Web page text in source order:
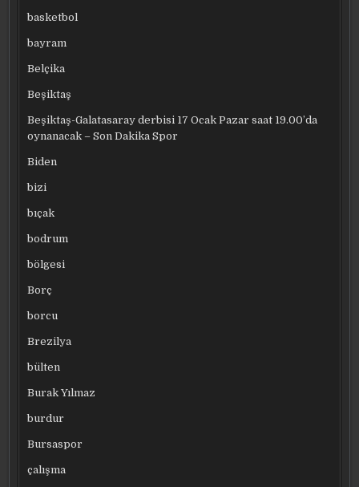
basketbol
bayram
Belçika
Beşiktaş
Beşiktaş-Galatasaray derbisi 17 Ocak Pazar saat 19.00’da
oynanacak – Son Dakika Spor
Biden
bizi
bıçak
bodrum
bölgesi
Borç
borcu
Brezilya
bülten
Burak Yılmaz
burdur
Bursaspor
çalışma